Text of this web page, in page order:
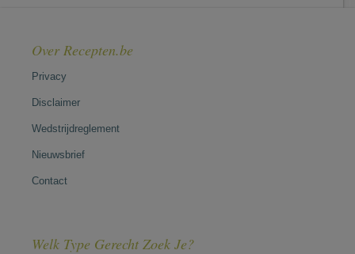
Over Recepten.be
Privacy
Disclaimer
Wedstrijdreglement
Nieuwsbrief
Contact
Welk Type Gerecht Zoek Je?